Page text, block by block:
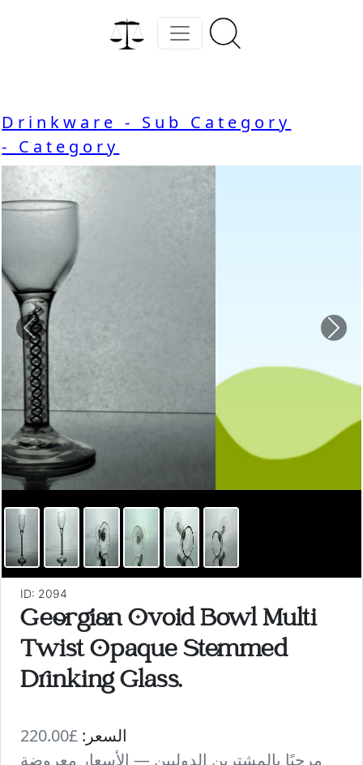
Drinkware - Sub Category
- Category
Previous
ID: 2094
Georgian Ovoid Bowl Multi
Twist Opaque Stemmed
Drinking Glass.
السعر: £220.00
مرحبًا بالمشترين الدوليين — الأسعار معروضة